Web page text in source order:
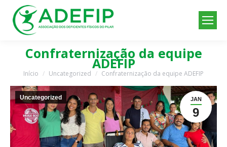
Confraternização da equipe
ADEFIP
Você está aqui:
Início Uncategorized Confraternização da equipe ADEFIP
JAN
9
Uncategorized